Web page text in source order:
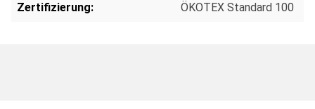
Zertifizierung: ÖKOTEX Standard 100